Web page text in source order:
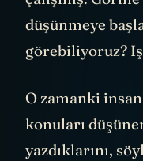
düşünmeye
görebiliyoruz?
O zamanki
konuları
yazdıklarını,